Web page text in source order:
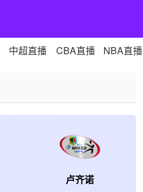
中超直播 CBA直播 NBA直播
卢齐诺